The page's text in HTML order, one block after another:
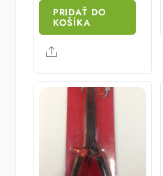
PRIDAŤ DO
KOŠÍKA
Share